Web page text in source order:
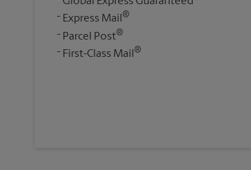
Express Mail®
Parcel Post®
First-Class Mail®